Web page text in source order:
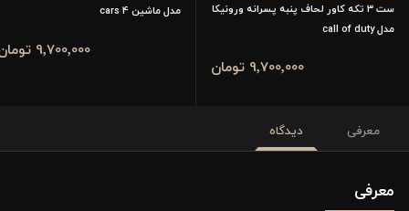
ست 3 تکه کاور لحاف پنبه پسرانه ورونیکا
مدل call of duty
9٬700٬000 تومان
مدل ماشین cars 4
9٬700٬000 تومان
معرفی دیدگاه
معرفی